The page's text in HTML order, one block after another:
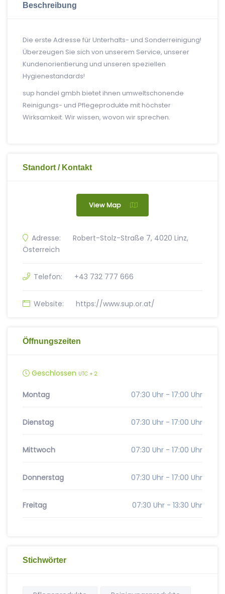
Beschreibung
Die erste Adresse für Unterhalts- und Sonderreinigung!
Überzeugen Sie sich von unserem Service, unserer
Kundenorientierung und unseren speziellen
Hygienestandards!
sup handel gmbh bietet ihnen umweltschonende
Reinigungs- und Pflegeprodukte mit höchster
Wirksamkeit. Wir wissen, wovon wir sprechen.
Standort / Kontakt
View Map
Adresse:
Robert-Stolz-Straße 7, 4020 Linz,
Österreich
Telefon: +43 732 777 666
Website: https://www.sup.or.at/
Öffnungszeiten
Geschlossen UTC + 2
Montag 07:30 Uhr - 17:00 Uhr
Dienstag 07:30 Uhr - 17:00 Uhr
Mittwoch 07:30 Uhr - 17:00 Uhr
Donnerstag 07:30 Uhr - 17:00 Uhr
Freitag 07:30 Uhr - 13:30 Uhr
Stichwörter